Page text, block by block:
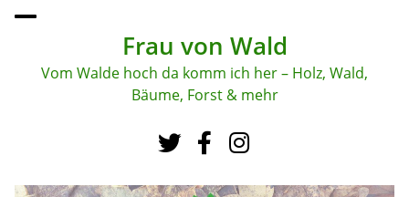
To
Frau von Wald
Vom Walde hoch da komm ich her – Holz, Wald,
Bäume, Forst & mehr